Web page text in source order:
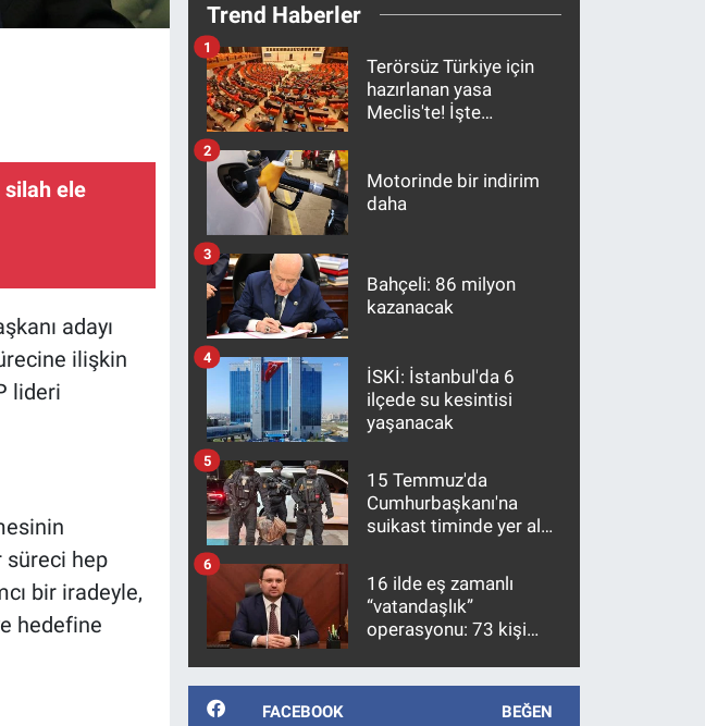
silah ele
adayı
ilişkin
lideri
süreci hep
bir iradeyle,
hedefine
Trend Haberler
Terörsüz Türkiye için
hazırlanan yasa
Meclis'te! İşte
1
Motorinde bir indirim
daha
2
Bahçeli: 86 milyon
kazanacak
3
İSKİ: İstanbul'da 6
ilçede su kesintisi
yaşanacak
4
15 Temmuz'da
Cumhurbaşkanı'na
suikast timinde yer alan
10 yıl sonra yakalandı
5
16 ilde eş zamanlı
“vatandaşlık”
operasyonu: 73 kişi
6
FACEBOOK BEĞEN